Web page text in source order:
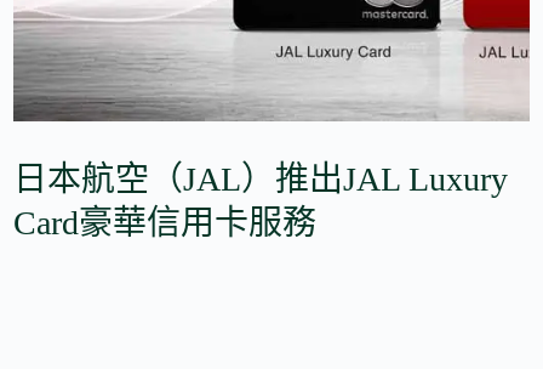
日本航空（JAL）推出JAL Luxury
Card豪華信用卡服務